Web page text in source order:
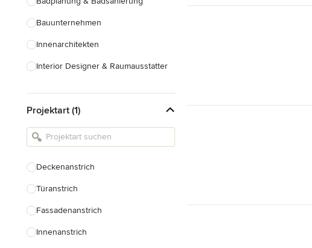
Bauunternehmen
Innenarchitekten
Interior Designer & Raumausstatter
Landschaftsarchitekten
Armaturen & Sanitärbedarf
Projektart (1)
Deckenanstrich
Türanstrich
Fassadenanstrich
Innenanstrich